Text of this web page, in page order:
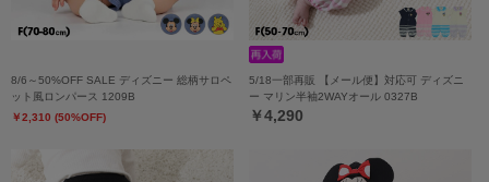
8/6～50%OFF SALE ディズニー 総柄サロペ
ット風ロンパース 1209B
￥2,310 (50%OFF)
5/18一部再販 【メール便】対応可 ディズニ
ー マリン半袖2WAYオール 0327B
￥4,290